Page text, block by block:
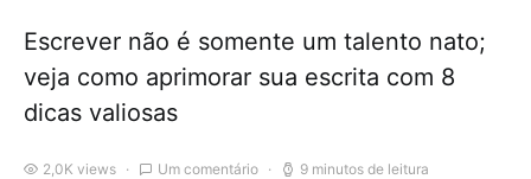
Escrever não é somente um talento nato;
veja como aprimorar sua escrita com 8
dicas valiosas
2,0K views Um comentário 9 minutos de leitura